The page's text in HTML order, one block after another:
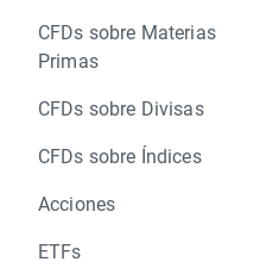
CFDs sobre Materias
Primas
CFDs sobre Divisas
CFDs sobre Índices
Acciones
ETFs